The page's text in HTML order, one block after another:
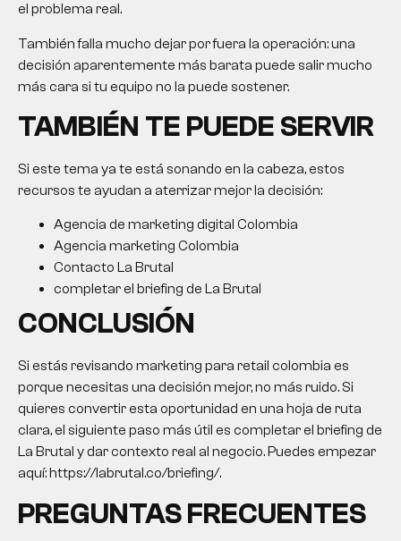
el problema real.
También falla mucho dejar por fuera la operación: una
decisión aparentemente más barata puede salir mucho
más cara si tu equipo no la puede sostener.
TAMBIÉN TE PUEDE SERVIR
Si este tema ya te está sonando en la cabeza, estos
recursos te ayudan a aterrizar mejor la decisión:
Agencia de marketing digital Colombia
Agencia marketing Colombia
Contacto La Brutal
completar el briefing de La Brutal
CONCLUSIÓN
Si estás revisando marketing para retail colombia es
porque necesitas una decisión mejor, no más ruido. Si
quieres convertir esta oportunidad en una hoja de ruta
clara, el siguiente paso más útil es completar el briefing de
La Brutal y dar contexto real al negocio. Puedes empezar
aquí: https://labrutal.co/briefing/.
PREGUNTAS FRECUENTES